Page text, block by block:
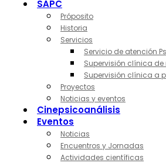
SAPC
Próposito
Historia
Servicios
Servicio de atención
Supervisión clínica
Supervisión clínica a
Proyectos
Noticias y eventos
Cinepsicoanálisis
Eventos
Noticias
Encuentros y Jornadas
Actividades científicas